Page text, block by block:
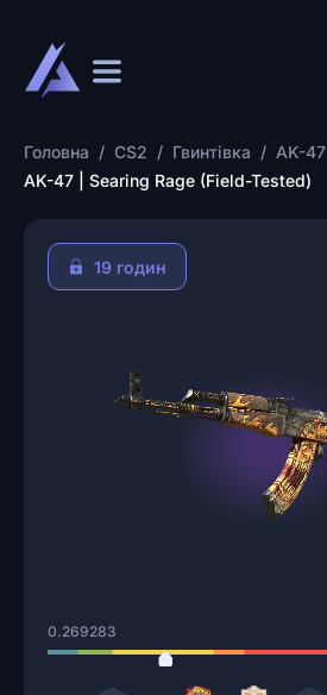
Головна / CS2 / Гвинтівка / AK-47
AK-47 | Searing Rage (Field-Tested)
19 годин
0.269283